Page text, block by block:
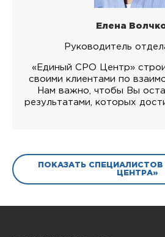
Елена
Руководитель
«Единый СРО Центр»
своими клиентами по
Нам важно, чтобы Вы
результатами, которых
ПОКАЗАТЬ
ЦЕНТРА»